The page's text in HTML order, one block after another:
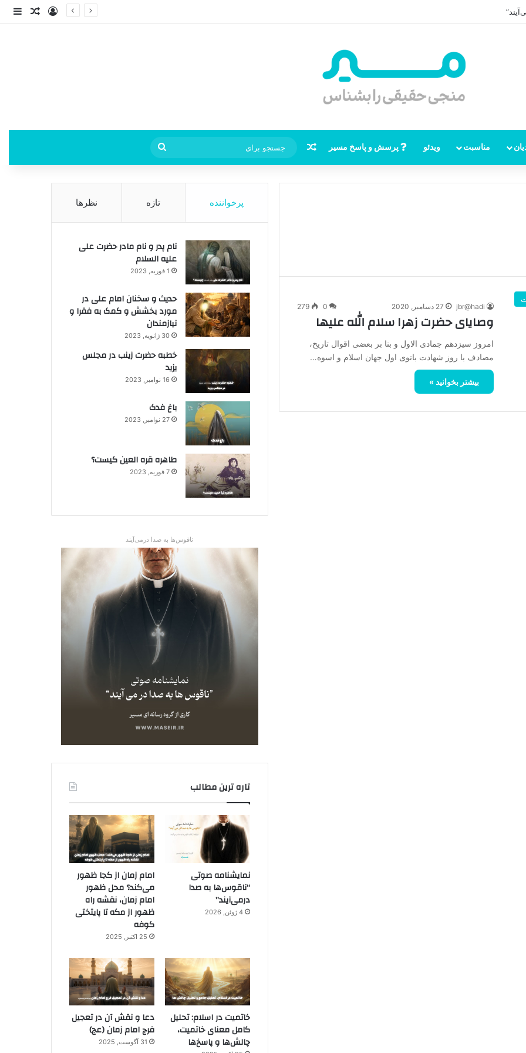
ورود نوشته
مناسبت ویدئو پرسش و پاسخ مسیر نوشته تصادفی
جستجو
برای
jbr@hadi 27 دسامبر, 2020 0
279
وصایای حضرت زهرا سلام الله علیها
امروز سیزدهم جمادی الاول و بنا بر بعضی اقوال تاریخ،
مصادف با روز شهادت بانوی اول جهان اسلام و اسوه…
بیشتر بخوانید »
پرخواننده تازه نظرها
نام پدر و نام مادر حضرت علی
علیه السلام
1 فوریه, 2023
حدیث و سخنان امام علی در
مورد بخشش و کمک به فقرا و
نیازمندان
30 ژانویه, 2023
خطبه حضرت زینب در مجلس
یزید
16 نوامبر, 2023
باغ فدک
27 نوامبر, 2023
طاهره قره العین کیست؟
7 فوریه, 2023
ناقوس‌ها به صدا در‌می‌آیند
تاره ترین مطالب
نمایشنامه صوتی
“ناقوس‌ها به صدا
در‌می‌آیند”
4 ژوئن, 2026
امام زمان از کجا ظهور
می‌کند؟ محل ظهور
امام زمان، نقشه راه
ظهور از مکه تا پایتختی
کوفه
25 اکتبر, 2025
خاتمیت در اسلام: تحلیل
کامل معنای خاتمیت،
چالش‌ها و پاسخ‌ها
دعا و نقش آن در تعجیل
فرج امام زمان (عج)
31 آگوست, 2025